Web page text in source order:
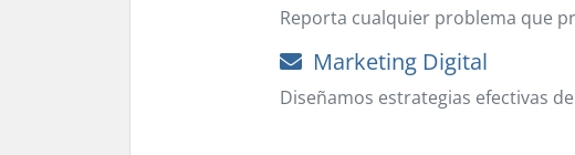
Reporta cualquier problema que
Marketing Digital
Diseñamos estrategias efectivas